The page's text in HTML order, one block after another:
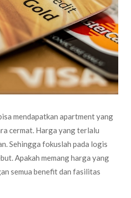
mendapatkan apartment yang
cermat. Harga yang terlalu
Sehingga fokuslah pada logis
Apakah memang harga yang
semua benefit dan fasilitas